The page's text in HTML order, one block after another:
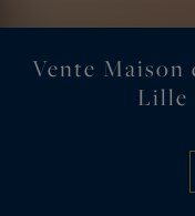
Vente
Lille